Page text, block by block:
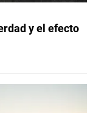
y el efecto